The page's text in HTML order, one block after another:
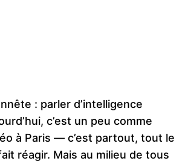
: parler d’intelligence
c’est un peu comme
à Paris — c’est partout, tout le
réagir. Mais au milieu de tous